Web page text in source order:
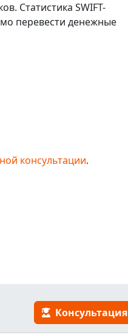
Статистика SWIFT-
перевести денежные
консультации.
Консультация